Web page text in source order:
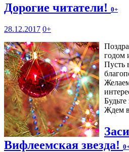
Дорогие читатели! 0+
28.12.2017 0+
годом
Пусть
Ждем
Вифлеемская звезда!